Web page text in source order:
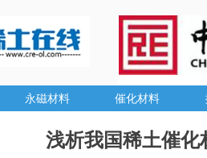
永磁材料 催化材料
浅析我国稀土催化